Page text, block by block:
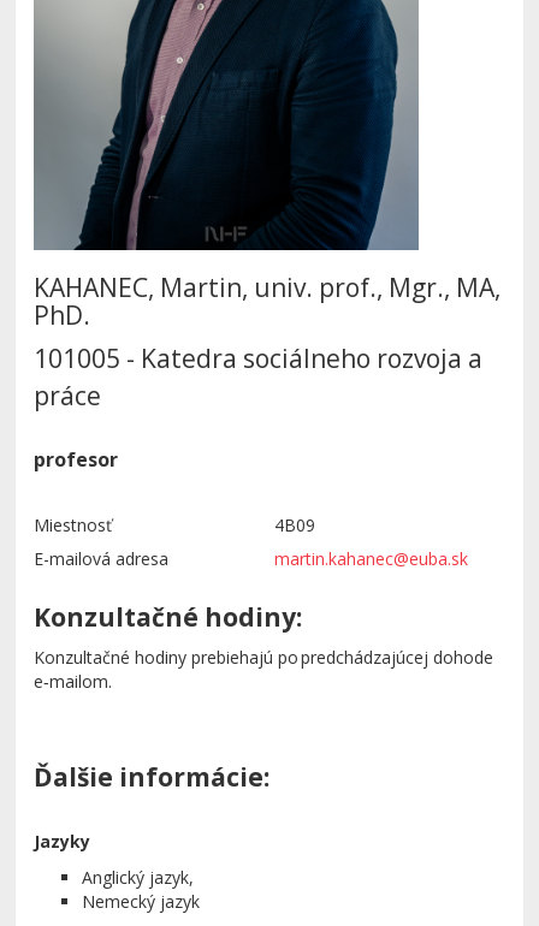
KAHANEC, Martin, univ. prof., Mgr., MA,
PhD.
101005 - Katedra sociálneho rozvoja a
práce
profesor
Miestnosť
4B09
E-mailová adresa
martin.kahanec@euba.sk
Konzultačné hodiny:
Konzultačné hodiny prebiehajú po predchádzajúcej dohode
e‑mailom.
Ďalšie informácie:
Jazyky
Anglický jazyk,
Nemecký jazyk